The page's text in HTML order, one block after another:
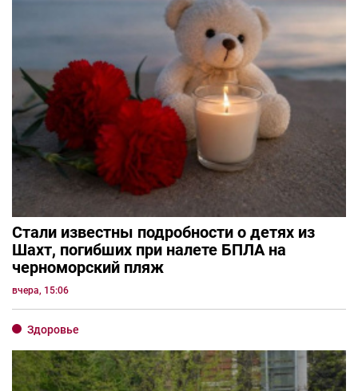
Стали известны подробности о детях из
Шахт, погибших при налете БПЛА на
черноморский пляж
вчера, 15:06
Здоровье